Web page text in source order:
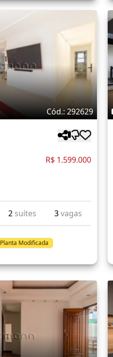
Cód.: 292629
R$ 1.599.000
2 suítes 3vagas
Planta Modificada